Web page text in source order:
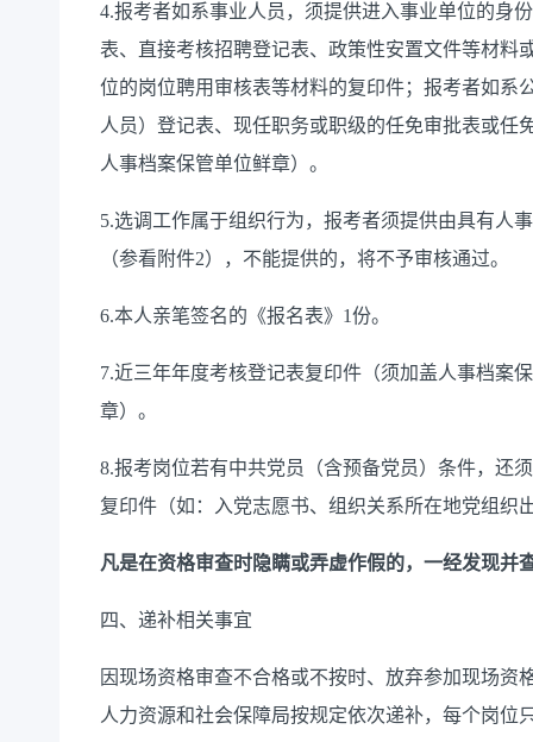
4.报考者如系事业人员，须提供进入事业单位的身
表、直接考核招聘登记表、政策性安置文件等材料
位的岗位聘用审核表等材料的复印件；报考者如系
人员）登记表、现任职务或职级的任免审批表或
人事档案保管单位鲜章）。
5.选调工作属于组织行为，报考者须提供由具有人
（参看附件2），不能提供的，将不予审核通过。
6.本人亲笔签名的《报名表》1份。
7.近三年年度考核登记表复印件（须加盖人事档案
章）。
8.报考岗位若有中共党员（含预备党员）条件，还
复印件（如：入党志愿书、组织关系所在地党组织
凡是在资格审查时隐瞒或弄虚作假的，一经发现并
四、递补相关事宜
因现场资格审查不合格或不按时、放弃参加现场
人力资源和社会保障局按规定依次递补，每个岗位